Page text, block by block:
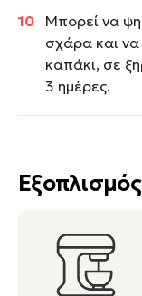
Εξοπλισμός
Μπορεί να
σχάρα και
καπάκι, σε
3 ημέρες.